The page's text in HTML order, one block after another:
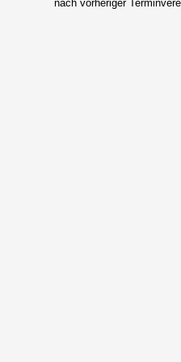
nach vorheriger